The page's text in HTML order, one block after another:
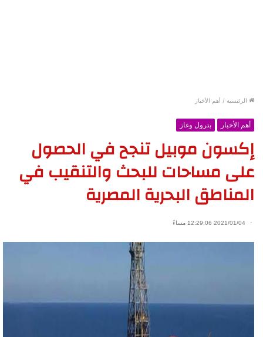
الرئيسية / أهم الأخبار
أهم الأخبار بترول وغاز
إكسون موبيل تنجح في الحصول
على مساحات للبحث والتنقيب في
المناطق البحرية المصرية
2021/01/04 12:29:06 مساءً